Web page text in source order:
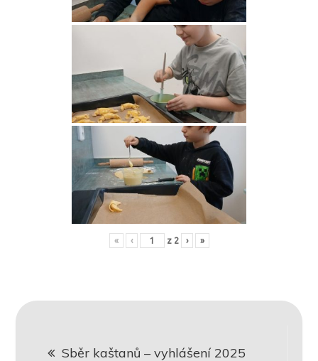
« ‹ z 2 › »
Sběr kaštanů – vyhlášení 2025